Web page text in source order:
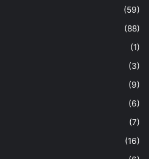
(59)
(88)
(1)
(3)
(9)
(6)
(7)
(16)